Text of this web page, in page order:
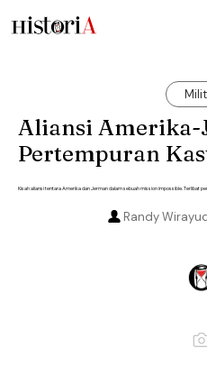
Aliansi Amerika-
Pertempuran
Kisah aliansi tentara Amerika dan Jerman dalam sebuah mission impossible. Terlibat
Randy